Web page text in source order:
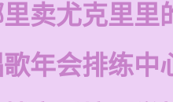
卖尤克里里
年会排练中